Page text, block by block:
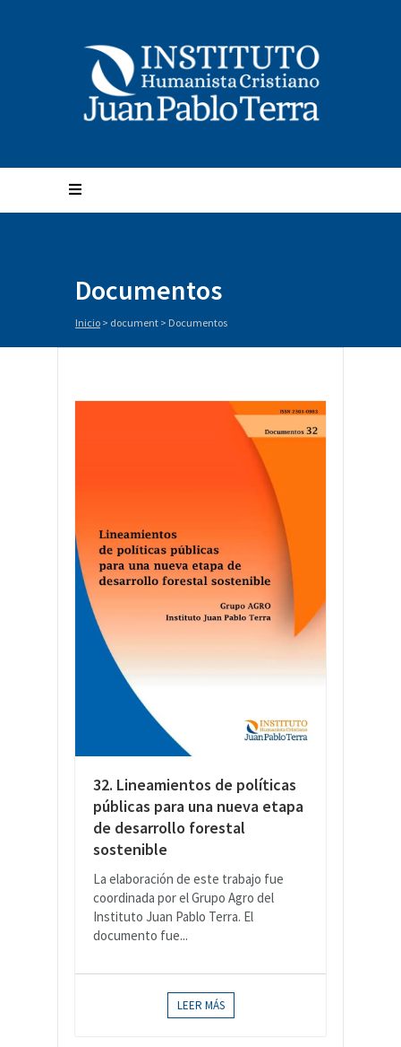
Documentos
Inicio > document > Documentos
32. Lineamientos de políticas
públicas para una nueva etapa
de desarrollo forestal
sostenible
La elaboración de este trabajo fue
coordinada por el Grupo Agro del
Instituto Juan Pablo Terra. El
documento fue...
LEER MÁS